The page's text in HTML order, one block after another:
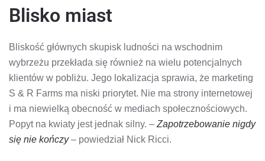
Blisko miast
Bliskość głównych skupisk ludności na wschodnim
wybrzeżu przekłada się również na wielu potencjalnych
klientów w pobliżu. Jego lokalizacja sprawia, że ​​marketing
S & R Farms ma niski priorytet. Nie ma strony internetowej
i ma niewielką obecność w mediach społecznościowych.
Popyt na kwiaty jest jednak silny. – Zapotrzebowanie nigdy
się nie kończy– powiedział Nick Ricci.